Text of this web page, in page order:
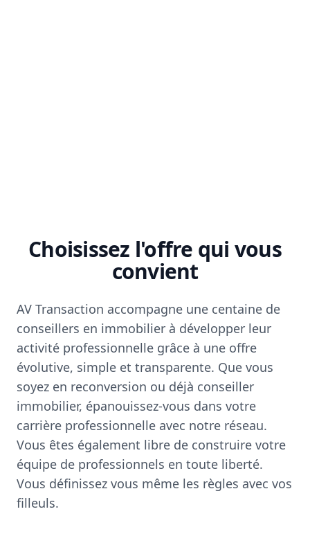
Choisissez l'offre qui vous
convient
AV Transaction accompagne une centaine de
conseillers en immobilier à développer leur
activité professionnelle grâce à une offre
évolutive, simple et transparente. Que vous
soyez en reconversion ou déjà conseiller
immobilier, épanouissez-vous dans votre
carrière professionnelle avec notre réseau.
Vous êtes également libre de construire votre
équipe de professionnels en toute liberté.
Vous définissez vous même les règles avec vos
filleuls.